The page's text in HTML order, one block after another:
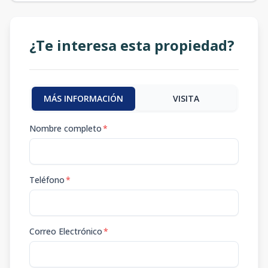
¿Te interesa esta propiedad?
MÁS INFORMACIÓN VISITA
Nombre completo*
Teléfono*
Correo Electrónico*